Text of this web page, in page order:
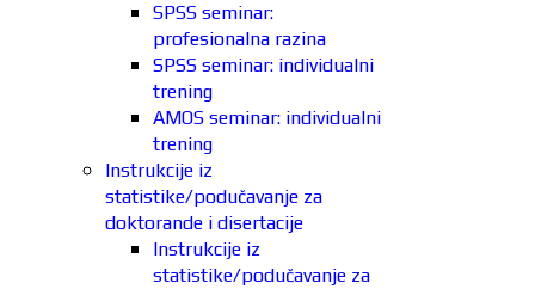
SPSS seminar:
profesionalna razina
SPSS seminar: individualni
trening
AMOS seminar: individualni
trening
Instrukcije iz
statistike/podučavanje za
doktorande i disertacije
Instrukcije iz
statistike/podučavanje za